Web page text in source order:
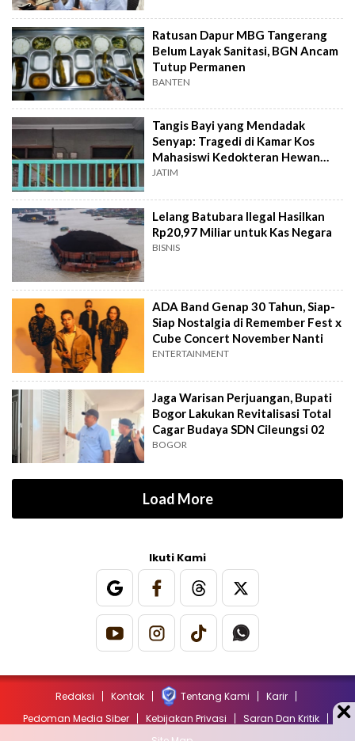
Ratusan Dapur MBG Tangerang
Belum Layak Sanitasi, BGN Ancam
Tutup Permanen
BANTEN
Tangis Bayi yang Mendadak
Senyap: Tragedi di Kamar Kos
Mahasiswi Kedokteran Hewan
Surabaya
JATIM
Lelang Batubara Ilegal Hasilkan
Rp20,97 Miliar untuk Kas Negara
BISNIS
ADA Band Genap 30 Tahun, Siap-
Siap Nostalgia di Remember Fest x
Cube Concert November Nanti
ENTERTAINMENT
Jaga Warisan Perjuangan, Bupati
Bogor Lakukan Revitalisasi Total
Cagar Budaya SDN Cileungsi 02
BOGOR
Load More
Ikuti Kami
Redaksi Kontak Tentang Kami
Karir
Pedoman Media Siber
Kebijakan Privasi
Saran Dan Kritik